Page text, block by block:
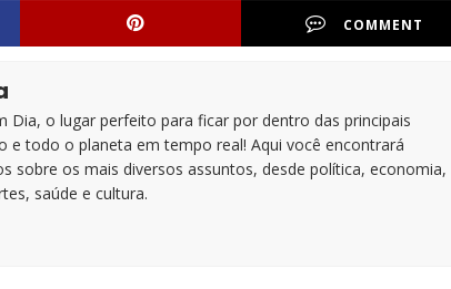
COMMENT
Dia, o lugar perfeito para ficar por dentro das principais
e todo o planeta em tempo real! Aqui você encontrará
sobre os mais diversos assuntos, desde política, economia,
saúde e cultura.